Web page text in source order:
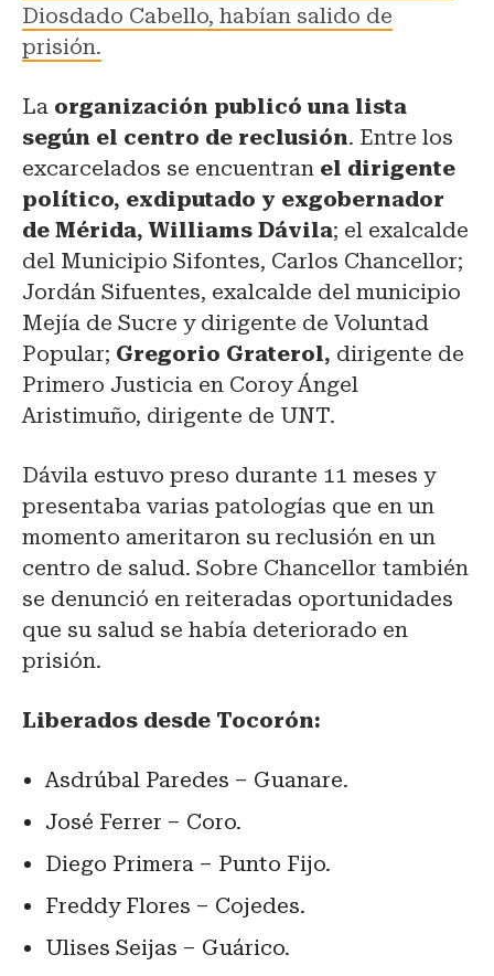
Diosdado Cabello, habían salido de
prisión.
La organización publicó una lista
según el centro de reclusión. Entre los
excarcelados se encuentran el dirigente
político, exdiputado y exgobernador
de Mérida, Williams Dávila; el exalcalde
del Municipio Sifontes, Carlos Chancellor;
Jordán Sifuentes, exalcalde del municipio
Mejía de Sucre y dirigente de Voluntad
Popular; Gregorio Graterol, dirigente de
Primero Justicia en Coroy Ángel
Aristimuño, dirigente de UNT.
Dávila estuvo preso durante 11 meses y
presentaba varias patologías que en un
momento ameritaron su reclusión en un
centro de salud. Sobre Chancellor también
se denunció en reiteradas oportunidades
que su salud se había deteriorado en
prisión.
Liberados desde Tocorón:
Asdrúbal Paredes – Guanare.
José Ferrer – Coro.
Diego Primera – Punto Fijo.
Freddy Flores – Cojedes.
Ulises Seijas – Guárico.